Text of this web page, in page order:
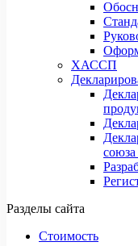
ХАССП
Разделы сайта
Стоимость